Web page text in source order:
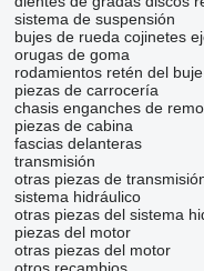
sistema de suspensión
bujes de rueda cojinetes
orugas de goma
rodamientos retén del
piezas de carrocería
chasis enganches de
piezas de cabina
fascias delanteras
transmisión
otras piezas de
sistema hidráulico
otras piezas del sistema
piezas del motor
otras piezas del motor